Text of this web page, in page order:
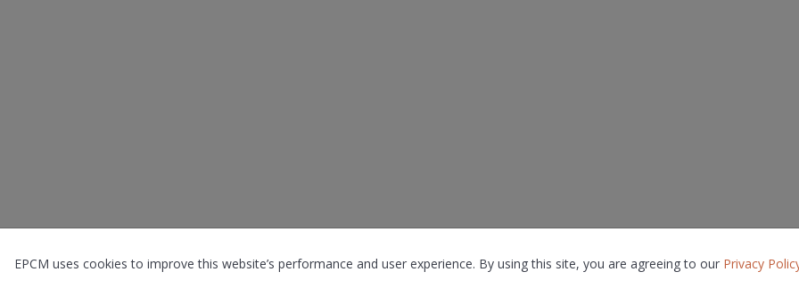
EPCM uses cookies to improve this website’s performance and user experience. By using this site, you are agreeing to our Privacy